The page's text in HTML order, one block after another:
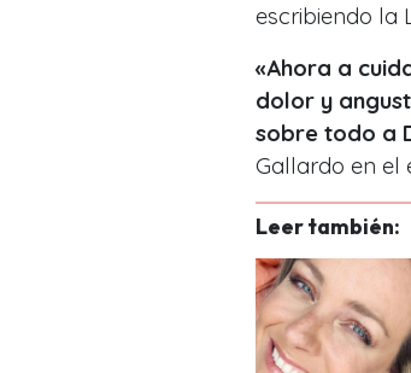
escribiendo la
«Ahora a
dolor y
sobre todo a
Gallardo en el
Leer también: